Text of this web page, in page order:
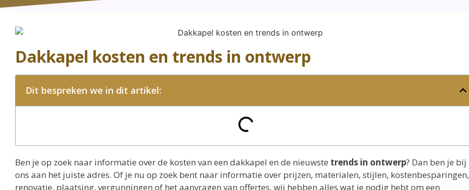
Dakkapel kosten en trends in ontwerp
Dit bespreken we in dit artikel:
Ben je op zoek naar informatie over de kosten van een dakkapel en de nieuwste trends in ontwerp? Dan ben je bij
ons aan het juiste adres. Of je nu op zoek bent naar informatie over prijzen, materialen, stijlen, kostenbesparingen,
renovatie, plaatsing, vergunningen of het aanvragen van offertes, wij hebben alles wat je nodig hebt om een